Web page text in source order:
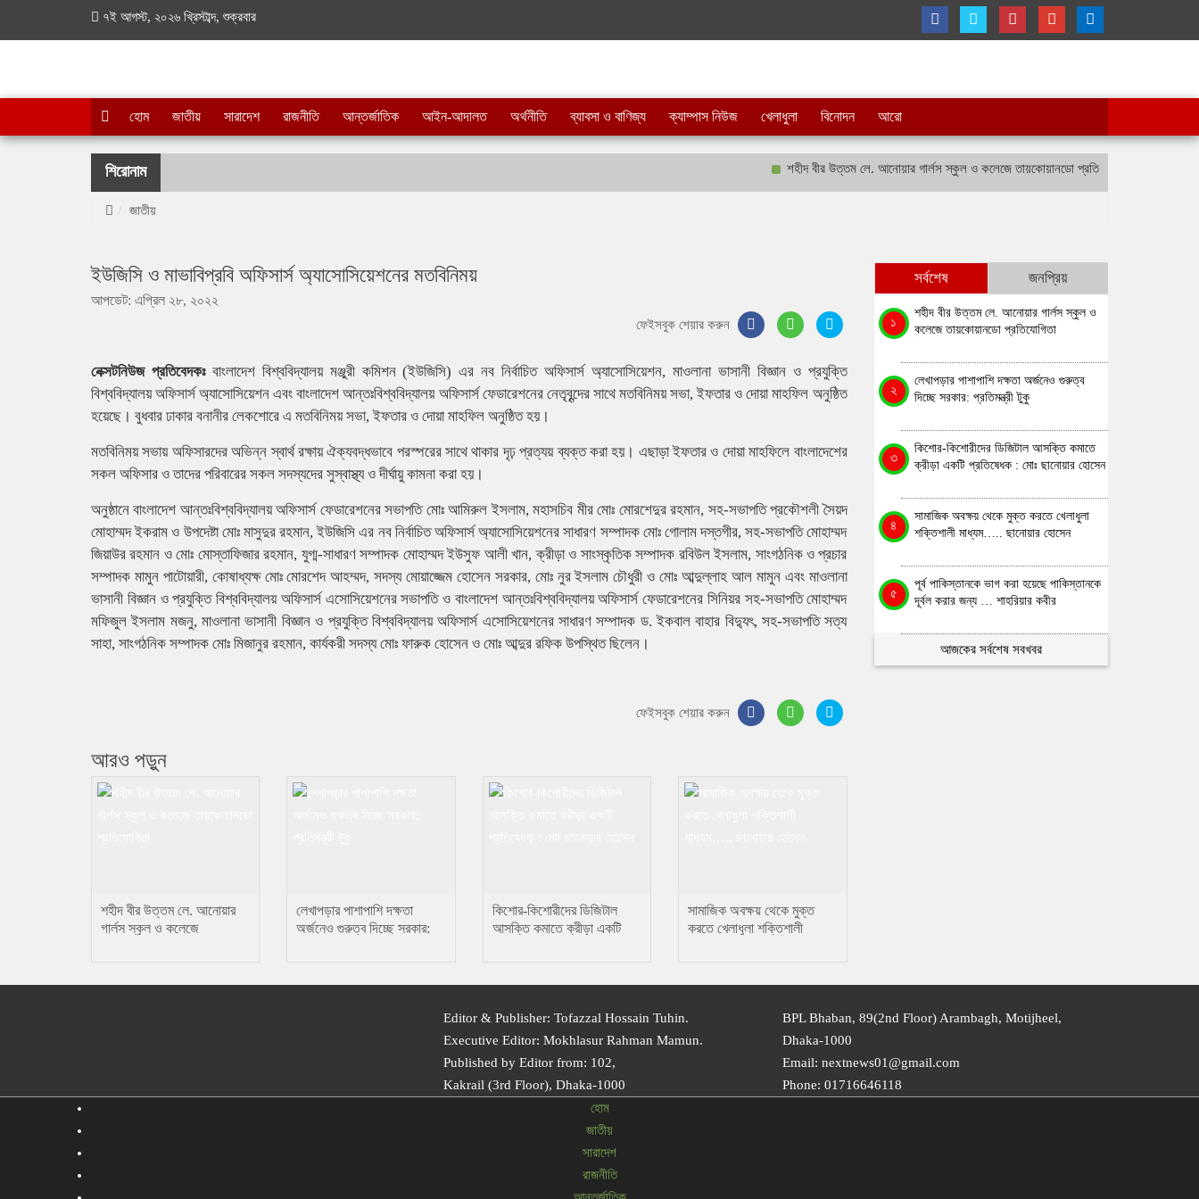
৭ই আগস্ট, ২০২৬ খ্রিস্টাব্দ, শুক্রবার
হোম জাতীয় সারাদেশ রাজনীতি আন্তর্জাতিক আইন-আদালত অর্থনীতি ব্যাবসা ও বাণিজ্য ক্যাম্পাস নিউজ খেলাধুলা বিনোদন আরো
শিরোনাম শহীদ বীর উত্তম লে. আনোয়ার গার্লস স্কুল ও কলেজে তায়কোয়ানডো প্রতিযোগিতা
জাতীয়
ইউজিসি ও মাভাবিপ্রবি অফিসার্স অ্যাসোসিয়েশনের মতবিনিময়
আপডেট: এপ্রিল ২৮, ২০২২
ফেইসবুক শেয়ার করুন
নেক্সটনিউজ প্রতিবেদকঃবাংলাদেশ বিশ্ববিদ্যালয় মঞ্জুরী কমিশন (ইউজিসি) এর নব নির্বাচিত অফিসার্স অ্যাসোসিয়েশন, মাওলানা ভাসানী বিজ্ঞান ও প্রযুক্তি
বিশ্ববিদ্যালয় অফিসার্স অ্যাসোসিয়েশন এবং বাংলাদেশ আন্তঃবিশ্ববিদ্যালয় অফিসার্স ফেডারেশনের নেতৃবৃন্দের সাথে মতবিনিময় সভা, ইফতার ও দোয়া মাহফিল অনুষ্ঠিত
হয়েছে। বুধবার ঢাকার বনানীর লেকশোরে এ মতবিনিময় সভা, ইফতার ও দোয়া মাহফিল অনুষ্ঠিত হয়।
মতবিনিময় সভায় অফিসারদের অভিন্ন স্বার্থ রক্ষায় ঐক্যবদ্ধভাবে পরস্পরের সাথে থাকার দৃঢ় প্রত্যয় ব্যক্ত করা হয়। এছাড়া ইফতার ও দোয়া মাহফিলে বাংলাদেশের
সকল অফিসার ও তাদের পরিবারের সকল সদস্যদের সুস্বাস্থ্য ও দীর্ঘায়ু কামনা করা হয়।
অনুষ্ঠানে বাংলাদেশ আন্তঃবিশ্ববিদ্যালয় অফিসার্স ফেডারেশনের সভাপতি মোঃ আমিরুল ইসলাম, মহাসচিব মীর মোঃ মোরশেদুর রহমান, সহ-সভাপতি প্রকৌশলী সৈয়দ
মোহাম্মদ ইকরাম ও উপদেষ্টা মোঃ মাসুদুর রহমান, ইউজিসি এর নব নির্বাচিত অফিসার্স অ্যাসোসিয়েশনের সাধারণ সম্পাদক মোঃ গোলাম দস্তগীর, সহ-সভাপতি মোহাম্মদ
জিয়াউর রহমান ও মোঃ মোস্তাফিজার রহমান, যুগ্ম-সাধারণ সম্পাদক মোহাম্মদ ইউসুফ আলী খান, ক্রীড়া ও সাংস্কৃতিক সম্পাদক রবিউল ইসলাম, সাংগঠনিক ও প্রচার
সম্পাদক মামুন পাটোয়ারী, কোষাধ্যক্ষ মোঃ মোরশেদ আহম্মদ, সদস্য মোয়াজ্জেম হোসেন সরকার, মোঃ নুর ইসলাম চৌধুরী ও মোঃ আব্দুল্লাহ আল মামুন এবং মাওলানা
ভাসানী বিজ্ঞান ও প্রযুক্তি বিশ্ববিদ্যালয় অফিসার্স এসোসিয়েশনের সভাপতি ও বাংলাদেশ আন্তঃবিশ্ববিদ্যালয় অফিসার্স ফেডারেশনের সিনিয়র সহ-সভাপতি মোহাম্মদ
মফিজুল ইসলাম মজনু, মাওলানা ভাসানী বিজ্ঞান ও প্রযুক্তি বিশ্ববিদ্যালয় অফিসার্স এসোসিয়েশনের সাধারণ সম্পাদক ড. ইকবাল বাহার বিদ্যুৎ, সহ-সভাপতি সত্য
সাহা, সাংগঠনিক সম্পাদক মোঃ মিজানুর রহমান, কার্যকরী সদস্য মোঃ ফারুক হোসেন ও মোঃ আব্দুর রফিক উপস্থিত ছিলেন।
ফেইসবুক শেয়ার করুন
আরও পড়ুন
শহীদ বীর উত্তম লে. আনোয়ার
গার্লস স্কুল ও কলেজে
লেখাপড়ার পাশাপাশি দক্ষতা
অর্জনেও গুরুত্ব দিচ্ছে সরকার:
কিশোর-কিশোরীদের ডিজিটাল
আসক্তি কমাতে ক্রীড়া একটি
সামাজিক অবক্ষয় থেকে মুক্ত
করতে খেলাধুলা শক্তিশালী
সর্বশেষ জনপ্রিয়
১
শহীদ বীর উত্তম লে. আনোয়ার গার্লস স্কুল ও
কলেজে তায়কোয়ানডো প্রতিযোগিতা
২
লেখাপড়ার পাশাপাশি দক্ষতা অর্জনেও গুরুত্ব
দিচ্ছে সরকার: প্রতিমন্ত্রী টুকু
৩
কিশোর-কিশোরীদের ডিজিটাল আসক্তি কমাতে
ক্রীড়া একটি প্রতিষেধক : মোঃ ছানোয়ার হোসেন
৪
সামাজিক অবক্ষয় থেকে মুক্ত করতে খেলাধুলা
শক্তিশালী মাধ্যম….. ছানোয়ার হোসেন
৫
পূর্ব পাকিস্তানকে ভাগ করা হয়েছে পাকিস্তানকে
দূর্বল করার জন্য … শাহরিয়ার কবীর
আজকের সর্বশেষ সবখবর
Editor & Publisher: Tofazzal Hossain Tuhin.
Executive Editor: Mokhlasur Rahman Mamun.
Published by Editor from: 102,
Kakrail (3rd Floor), Dhaka-1000
BPL Bhaban, 89(2nd Floor) Arambagh, Motijheel,
Dhaka-1000
Email: nextnews01@gmail.com
Phone: 01716646118
হোম
জাতীয়
সারাদেশ
রাজনীতি